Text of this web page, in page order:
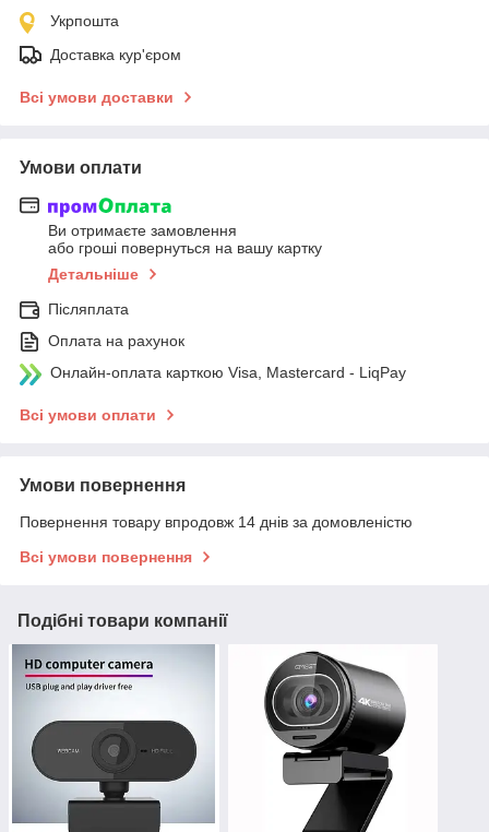
Укрпошта
Доставка кур'єром
Всі умови доставки
Умови оплати
Ви отримаєте замовлення
або гроші повернуться на вашу картку
Детальніше
Післяплата
Оплата на рахунок
Онлайн-оплата карткою Visa, Mastercard - LiqPay
Всі умови оплати
Умови повернення
Повернення товару впродовж 14 днів за домовленістю
Всі умови повернення
Подібні товари компанії